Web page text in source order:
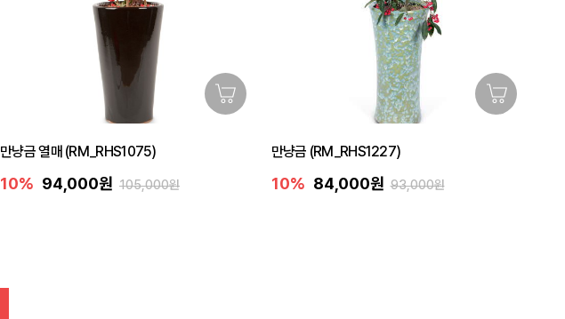
만냥금 열매 (RM_RHS1075)
10% 94,000원 105,000원
만냥금 (RM_RHS1227)
10% 84,000원 93,000원